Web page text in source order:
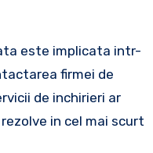
este implicata intr-
firmei de
de inchirieri ar
in cel mai scurt